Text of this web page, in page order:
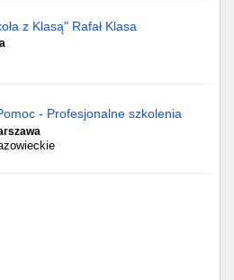
z Klasą" Rafał Klasa
- Profesjonalne szkolenia